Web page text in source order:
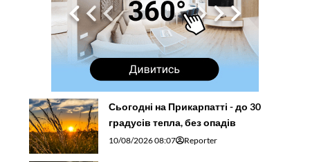
Сьогодні на Прикарпатті - до 30
градусів тепла, без опадів
10/08/2026 08:07 Reporter